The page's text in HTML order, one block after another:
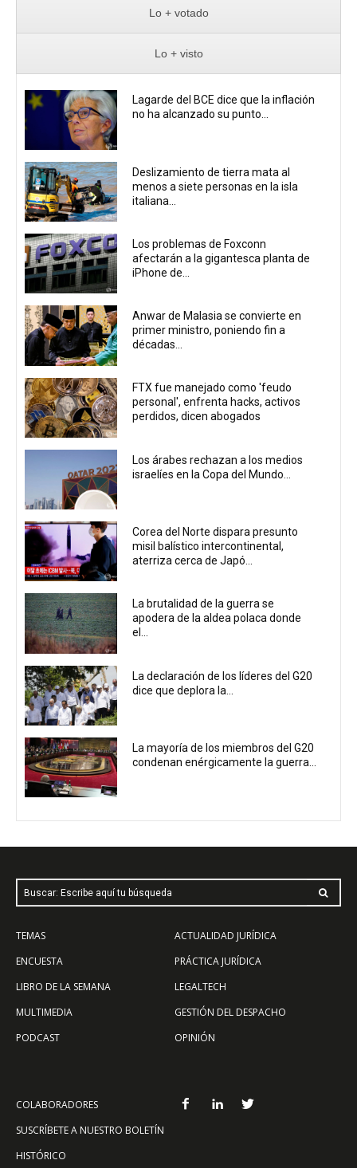
Lo + votado
Lo + visto
Lagarde del BCE dice que la inflación
no ha alcanzado su punto...
Deslizamiento de tierra mata al
menos a siete personas en la isla
italiana...
Los problemas de Foxconn
afectarán a la gigantesca planta de
iPhone de...
Anwar de Malasia se convierte en
primer ministro, poniendo fin a
décadas...
FTX fue manejado como 'feudo
personal', enfrenta hacks, activos
perdidos, dicen abogados
Los árabes rechazan a los medios
israelíes en la Copa del Mundo...
Corea del Norte dispara presunto
misil balístico intercontinental,
aterriza cerca de Japó...
La brutalidad de la guerra se
apodera de la aldea polaca donde
el...
La declaración de los líderes del G20
dice que deplora la...
La mayoría de los miembros del G20
condenan enérgicamente la guerra...
Buscar: Escribe aquí tu búsqueda
TEMAS
ENCUESTA
LIBRO DE LA SEMANA
MULTIMEDIA
PODCAST
ACTUALIDAD JURÍDICA
PRÁCTICA JURÍDICA
LEGALTECH
GESTIÓN DEL DESPACHO
OPINIÓN
COLABORADORES
SUSCRÍBETE A NUESTRO BOLETÍN
HISTÓRICO